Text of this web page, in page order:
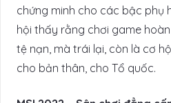
chứng minh cho các bậc phụ
hội thấy rằng chơi game
tệ nạn, mà trái lại, còn là cơ
cho bản thân, cho Tổ quốc.